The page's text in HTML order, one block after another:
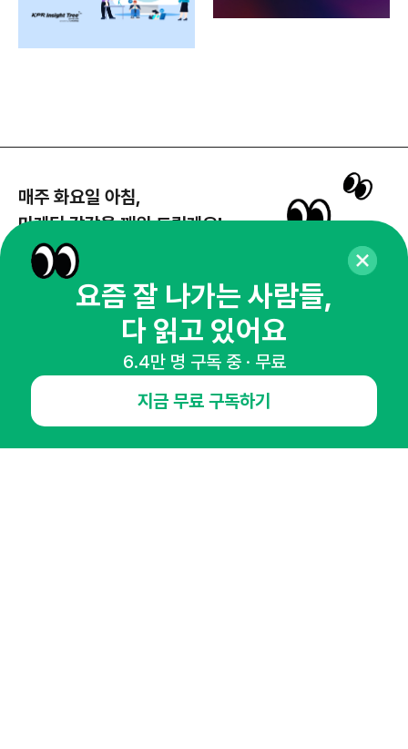
매주 화요일 아침,
마케팅 감각을 깨워 드릴게요!
65,043명의 마케터를 성장시키는 뉴스레터
뉴스레터 구독하기
NHN AD
오픈애즈란 공지사항 제휴문의
인사이터 신청
뉴스레터
광고안내
요즘 잘 나가는 사람들,
다 읽고 있어요
6.4만 명 구독 중 · 무료
지금 무료 구독하기